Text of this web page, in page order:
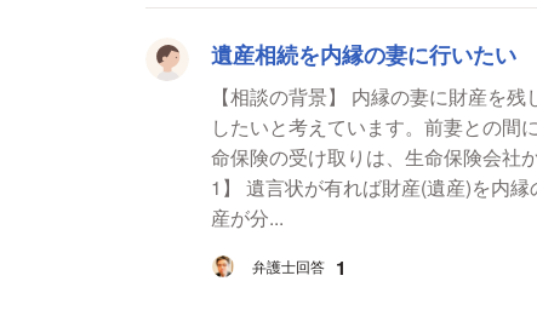
遺産相続を内縁の妻に行いたい
【相談の背景】 内縁の妻に財産を
したいと考えています。前妻との間
命保険の受け取りは、生命保険会社か
1】 遺言状が有れば財産(遺産)を内縁の妻に残せるのか 【質問
産が分...
弁護士回答 1